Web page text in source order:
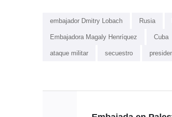
embajador Dmitry Lobach Rusia
Embajadora Magaly Henríquez Cuba
ataque militar secuestro